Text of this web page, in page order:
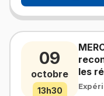
09
octobre
13h30
les